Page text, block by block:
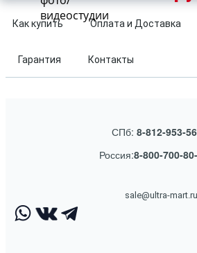
Как купить Оплата и Доставка
Гарантия Контакты
СПб: 8-812-953-
Россия:8-800-700-
sale@ultra-mart.ru
видеостудии